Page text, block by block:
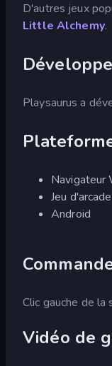
D'autres jeux
Little Alchemy.
Playsaurus a
Navigateur
Jeu d'arcade
Android
Clic gauche de la
Vidéo de